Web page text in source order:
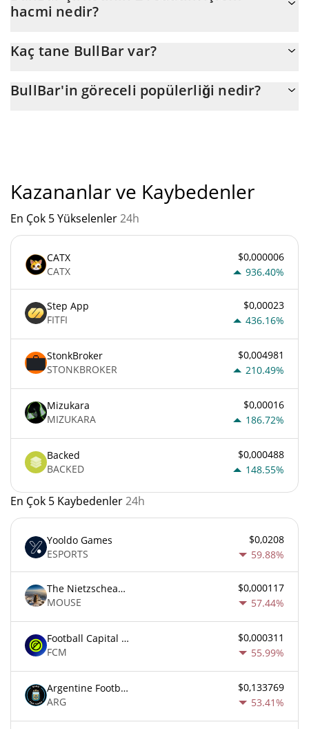
değişikliktir.
hacmi nedir?
Kaç tane BullBar var?
44.000.000.000 miktarıyla birlikte $ 44.000.000.000.
BullBar'in göreceli popülerliği nedir?
Kazananlar ve Kaybedenler
En Çok 5 Yükselenler24h
CATX
CATX
$0,000006
936.40%
Step App
FITFI
$0,00023
436.16%
StonkBroker
STONKBROKER
$0,004981
210.49%
Mizukara
MIZUKARA
$0,00016
186.72%
Backed
BACKED
$0,000488
148.55%
En Çok 5 Kaybedenler24h
Yooldo Games
ESPORTS
$0,0208
59.88%
The Nietzschean Mouse
MOUSE
$0,000117
57.44%
Football Capital Markets
FCM
$0,000311
55.99%
Argentine Football Association Fan Token
ARG
$0,133769
53.41%